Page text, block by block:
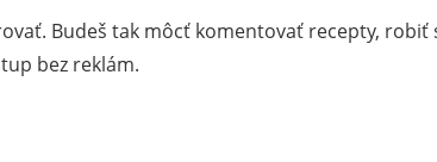
Budeš tak môcť komentovať recepty, robiť
bez reklám.